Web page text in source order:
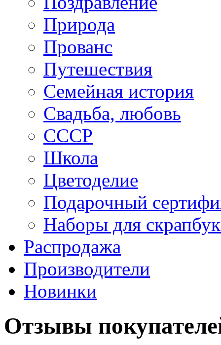
Природа
Прованс
Путешествия
Семейная история
Свадьба, любовь
СССР
Школа
Цветоделие
Подарочный
Наборы для
Распродажа
Производители
Новинки
Отзывы